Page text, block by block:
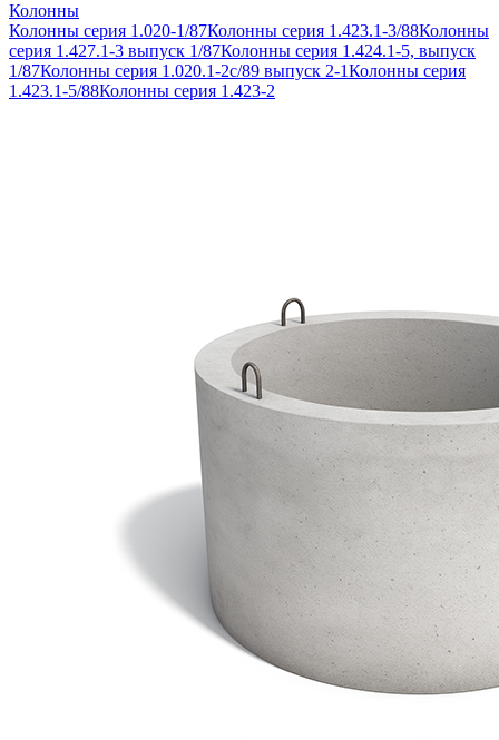
Колонны
Колонны серия 1.020-1/87Колонны серия 1.423.1-3/88Колонны
серия 1.427.1-3 выпуск 1/87Колонны серия 1.424.1-5, выпуск
1/87Колонны серия 1.020.1-2с/89 выпуск 2-1Колонны серия
1.423.1-5/88Колонны серия 1.423-2